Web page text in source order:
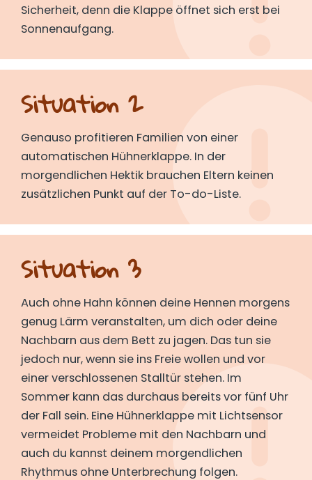
Sicherheit, denn die Klappe öffnet sich erst bei
Sonnenaufgang.
Situation 2
Genauso profitieren Familien von einer
automatischen Hühnerklappe. In der
morgendlichen Hektik brauchen Eltern keinen
zusätzlichen Punkt auf der To-do-Liste.
Situation 3
Auch ohne Hahn können deine Hennen morgens
genug Lärm veranstalten, um dich oder deine
Nachbarn aus dem Bett zu jagen. Das tun sie
jedoch nur, wenn sie ins Freie wollen und vor
einer verschlossenen Stalltür stehen. Im
Sommer kann das durchaus bereits vor fünf Uhr
der Fall sein. Eine Hühnerklappe mit Lichtsensor
vermeidet Probleme mit den Nachbarn und
auch du kannst deinem morgendlichen
Rhythmus ohne Unterbrechung folgen.